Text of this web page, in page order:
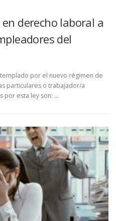
derecho laboral a
del
por el nuevo régimen de
particulares o trabajador/a
por esta ley son: …